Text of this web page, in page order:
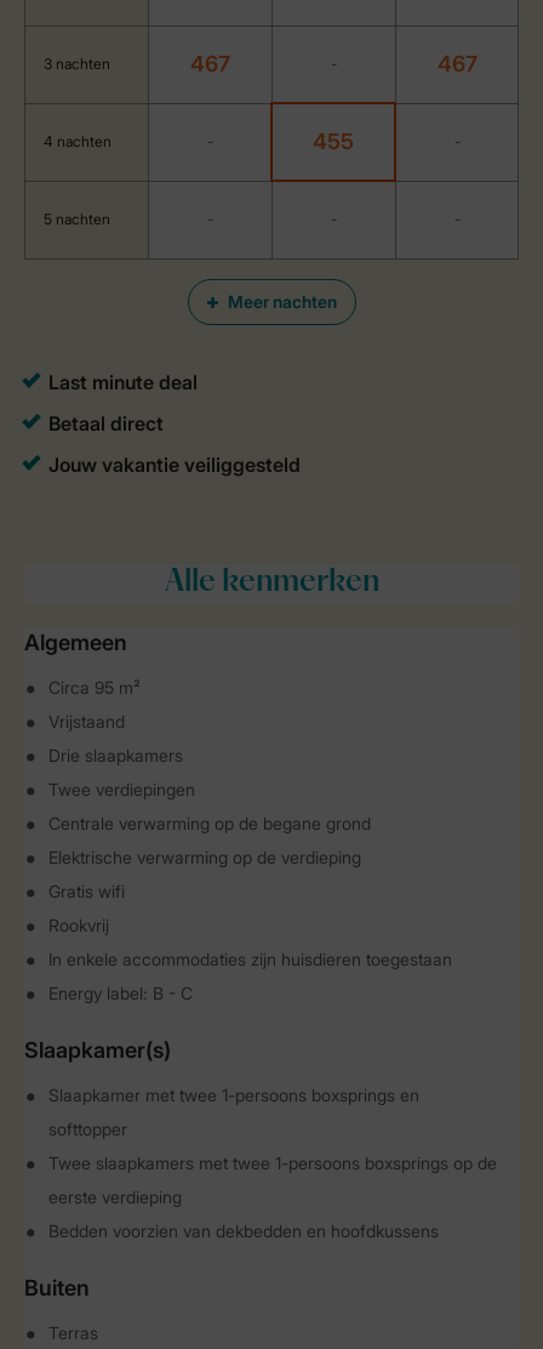
Meer nachten
3 nachten 467 - 467
4 nachten - 455 -
5 nachten - - -
Alle kenmerken
Algemeen
Circa 95 m²
Vrijstaand
Drie slaapkamers
Twee verdiepingen
Centrale verwarming op de begane grond
Elektrische verwarming op de verdieping
Gratis wifi
Rookvrij
In enkele accommodaties zijn huisdieren toegestaan
Energy label: B - C
Slaapkamer(s)
Slaapkamer met twee 1-persoons boxsprings en
softtopper
Twee slaapkamers met twee 1-persoons boxsprings op de
eerste verdieping
Bedden voorzien van dekbedden en hoofdkussens
Buiten
Terras